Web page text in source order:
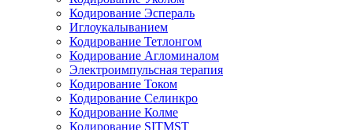
Кодирование Эспераль
Иглоукалыванием
Кодирование Тетлонгом
Кодирование Агломиналом
Электроимпульсная терапия
Кодирование Током
Кодирование Селинкро
Кодирование Колме
Кодирование SITMST